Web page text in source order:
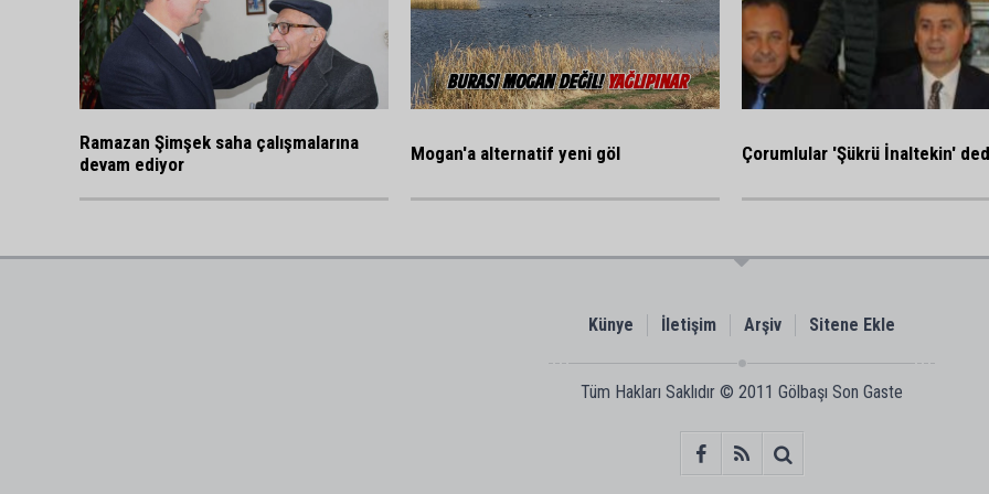
Çorumlular 'Şükrü İnaltekin'
Ramazan Şimşek saha çalışmalarına
devam ediyor
Mogan'a alternatif yeni göl
Künye İletişim Arşiv Sitene Ekle
Tüm Hakları Saklıdır © 2011 Gölbaşı Son Gaste